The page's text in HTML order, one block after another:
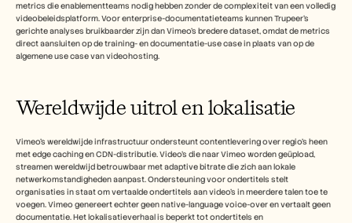
metrics die enablementteams nodig hebben zonder de complexiteit van een volledig
videobeleidsplatform. Voor enterprise-documentatieteams kunnen Trupeer's
gerichte analyses bruikbaarder zijn dan Vimeo's bredere dataset, omdat de metrics
direct aansluiten op de training- en documentatie-use case in plaats van op de
algemene use case van videohosting.
Wereldwijde uitrol en lokalisatie
Vimeo's wereldwijde infrastructuur ondersteunt contentlevering over regio's heen
met edge caching en CDN-distributie. Video's die naar Vimeo worden geüpload,
streamen wereldwijd betrouwbaar met adaptive bitrate die zich aan lokale
netwerkomstandigheden aanpast. Ondersteuning voor ondertitels stelt
organisaties in staat om vertaalde ondertitels aan video's in meerdere talen toe te
voegen. Vimeo genereert echter geen native-language voice-over en vertaalt geen
documentatie. Het lokalisatieverhaal is beperkt tot ondertitels en